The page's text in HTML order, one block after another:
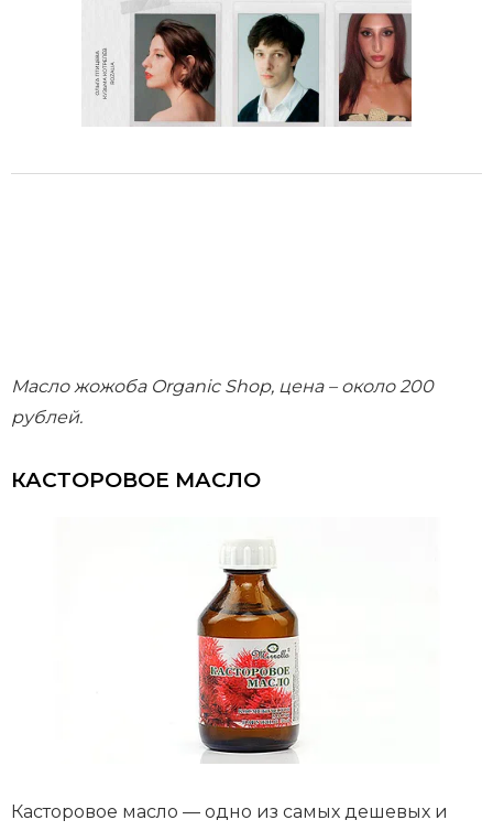
Масло жожоба Organic Shop, цена – около 200
рублей.
КАСТОРОВОЕ МАСЛО
Касторовое масло — одно из самых дешевых и